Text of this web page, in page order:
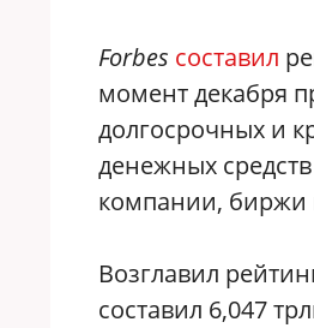
Forbes составил
момент декабря
долгосрочных и
денежных
компании, биржи
Возглавил
составил 6,047